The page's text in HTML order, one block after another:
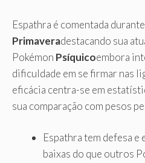
Espathra é comentada
Primaveradestacando sua
Pokémon Psíquicoembora
dificuldade em se firmar nas
eficácia centra-se em
sua comparação com pesos
Espathra tem defesa
baixas do que outros